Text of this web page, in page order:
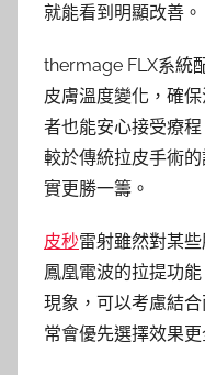
就能看到明顯改善。
thermage FLX系統
皮膚溫度變化，確
者也能安心接受療
較於傳統拉皮手術
實更勝一籌。
皮秒雷射雖然對某
鳳凰電波的拉提功
現象，可以考慮結
常會優先選擇效果